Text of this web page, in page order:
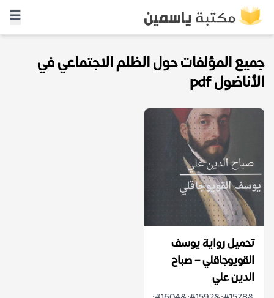
جميع المؤلفات حول الظلم الاجتماعي في
الأناضول pdf
تحميل رواية يوسف
القويوجاقلي – صباح
الدين علي